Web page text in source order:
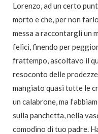
Lorenzo, ad un certo
morto e che, per non
messa a raccontargli un
felici, finendo per
frattempo, ascoltavo il
resoconto delle
mangiato quasi tutte le
un calabrone, ma
sulla panchetta, nella
comodino di tuo padre.